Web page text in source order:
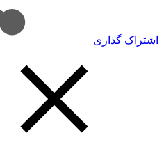
اشتراک گذاری